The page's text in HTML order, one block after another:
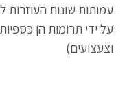
עמותות שונות העוזרות
על ידי תרומות הן
וצעצועים)